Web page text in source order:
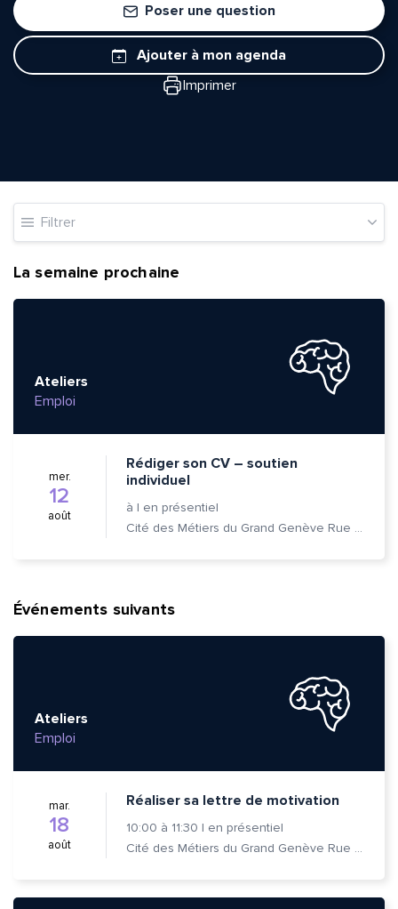
Poser une question
Ajouter à mon agenda
Imprimer
Filtrer
La semaine prochaine
Ateliers
Emploi
mer.
12
août
Rédiger son CV – soutien
individuel
à | en présentiel
Cité des Métiers du Grand Genève Rue Prévost-Martin 6 1205 Genève
Événements suivants
Ateliers
Emploi
mar.
18
août
Réaliser sa lettre de motivation
10:00 à 11:30 | en présentiel
Cité des Métiers du Grand Genève Rue Prévost-Martin 6 1205 Genève